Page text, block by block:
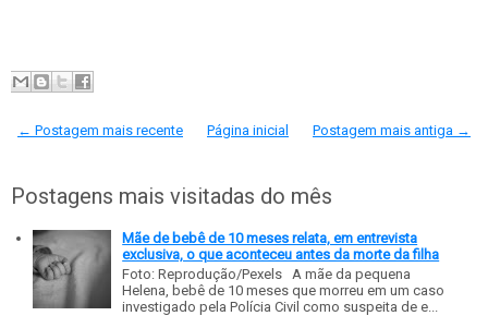
← Postagem mais recente Postagem mais antiga →
Página inicial
Postagens mais visitadas do mês
Mãe de bebê de 10 meses relata, em entrevista
exclusiva, o que aconteceu antes da morte da filha
Foto: Reprodução/Pexels A mãe da pequena
Helena, bebê de 10 meses que morreu em um caso
investigado pela Polícia Civil como suspeita de e...